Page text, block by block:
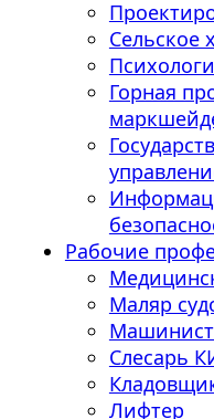
Сельское
Горная
Рабочие
Маляр
Машинист
Слесарь
Лифтер